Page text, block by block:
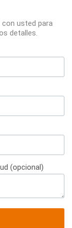
usted para
detalles.
(opcional)